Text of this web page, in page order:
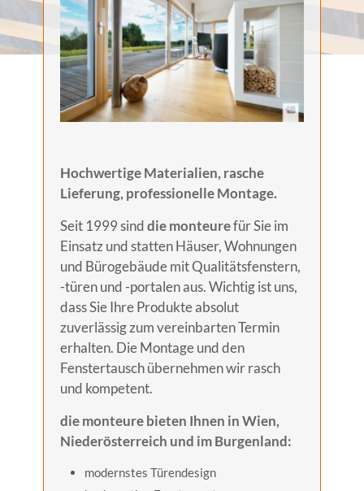
Hochwertige Materialien, rasche
Lieferung, professionelle Montage.
Seit 1999 sinddie monteurefür Sie im
Einsatz und statten Häuser, Wohnungen
und Bürogebäude mit Qualitätsfenstern,
-türen und -portalen aus. Wichtig ist uns,
dass Sie Ihre Produkte absolut
zuverlässig zum vereinbarten Termin
erhalten. Die Montage und den
Fenstertausch übernehmen wir rasch
und kompetent.
die monteurebieten Ihnen in Wien,
Niederösterreich und im Burgenland:
modernstes Türendesign